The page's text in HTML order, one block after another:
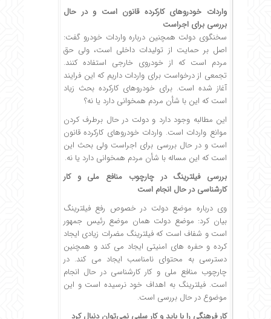
واردات خودروهای کارکرده قانون است و در حال
بررسی برای اجراست
سخنگوی دولت همچنین درباره واردات خودرو گفت:
اصل بر حمایت از تولیدات داخلی است، ولی حق
مردم است که از خودروی خارجی استفاده کنند.
تجمعی از درخواست برای واردات داریم که این فرایند
آغاز شده است. برای خودروهای کارکرده بحث زیاد
است که این با شأن مردم همخوانی دارد یا نه؟
این مطالبه وجود دارد و دولت در حال برطرف کردن
موانع واردات است. واردات خودروهای کارکرده قانون
است و در حال بررسی برای اجراست ولی بحث این
است که این مساله با شأن مردم همخوانی دارد یا نه.
بررسی فیلترینگ در چارچوب منافع ملی و کار
کارشناسی در حال انجام است
وی درباره موضع دولت در خصوص رفع فیلترینگ
بیان کرد: موضع دولت همان موضع رئیس جمهور
است و شفاف است که فیلترینگ مضرات زیادی ایجاد
کرده و حفره های امنیتی ایجاد می کند و همچنین
دسترسی به محتوای نامناسب ایجاد می کند. در
چارچوب منافع ملی و کار کارشناسی در حال انجام
است. فیلترینگ به اهداف خود نرسیده است و این
موضوع در حال بررسی است.
کار فرهنگی را با باید و کار سلبی نمی‌توان دنبال کرد